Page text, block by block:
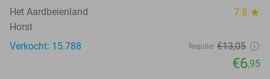
Het Aardbeienland 7.8 star
Horst
Verkocht: 15.788
Regulier €13,05
€6,95